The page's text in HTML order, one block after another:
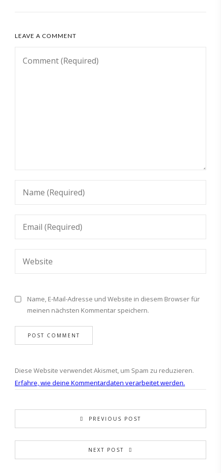
LEAVE A COMMENT
Name, E-Mail-Adresse und Website in diesem Browser für
meinen nächsten Kommentar speichern.
Diese Website verwendet Akismet, um Spam zu reduzieren.
Erfahre, wie deine Kommentardaten verarbeitet werden.
PREVIOUS POST
NEXT POST